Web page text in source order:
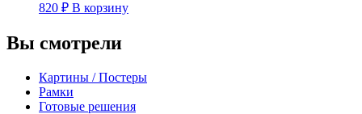
820 ₽ В корзину
Вы смотрели
Картины / Постеры
Рамки
Готовые решения